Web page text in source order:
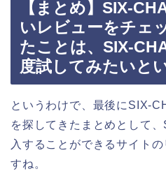
【まとめ】SIX-
いレビューをチェ
たことは、SIX-
度試してみたいと
というわけで、最後にSIX-
を探してきたまとめとして
入することができるサイト
すね。